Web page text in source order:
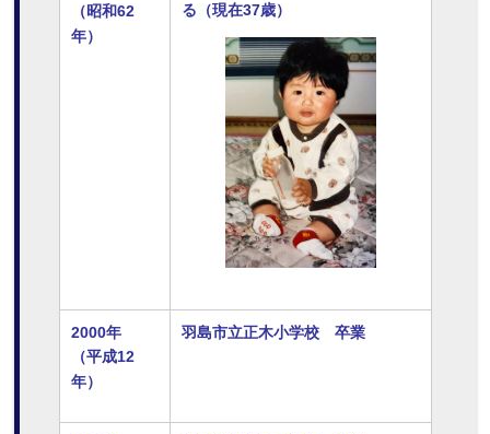
（昭和62
年）
る（現在37歳）
2000年
（平成12
年）
羽島市立正木小学校 卒業